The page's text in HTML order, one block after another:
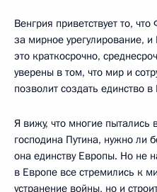
Венгрия приветствует то,
за мирное урегулирование,
это краткосрочно,
уверены в том, что мир и
позволит создать единство
Я вижу, что многие пытались
господина Путина, нужно ли
она единству Европы. Но не
в Европе все стремились к
устранение войны, но и